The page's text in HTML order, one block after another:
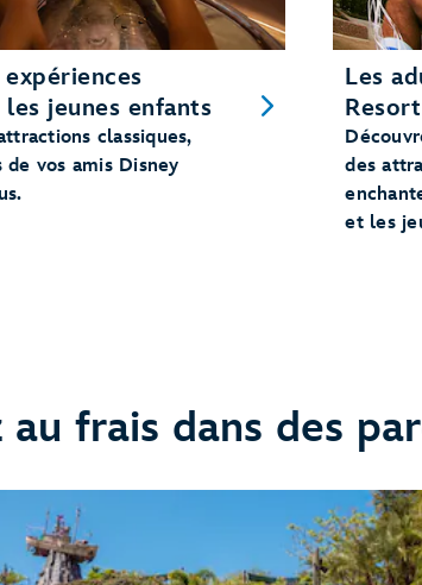
jeunes enfants
classiques,
vos amis Disney
Les
Resort
des
et les
au frais dans des